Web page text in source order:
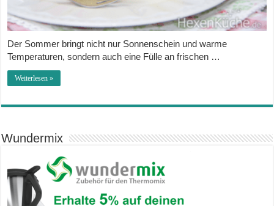
Der Sommer bringt nicht nur Sonnenschein und warme
Temperaturen, sondern auch eine Fülle an frischen …
Weiterlesen »
Wundermix